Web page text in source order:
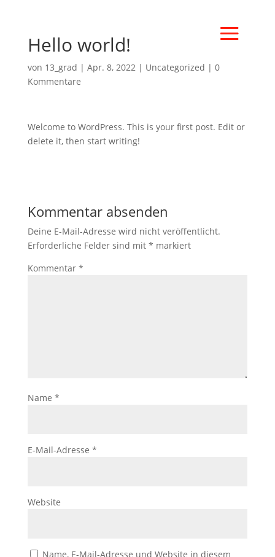
Hello world!
von 13_grad | Apr. 8, 2022| Uncategorized | 0
Kommentare
Welcome to WordPress. This is your first post. Edit or
delete it, then start writing!
Kommentar absenden
Deine E-Mail-Adresse wird nicht veröffentlicht.
Erforderliche Felder sind mit * markiert
Kommentar *
Name *
E-Mail-Adresse *
Website
Name, E-Mail-Adresse und Website in diesem